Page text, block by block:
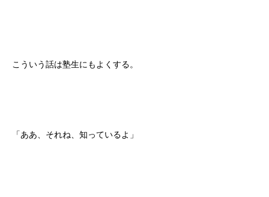
こういう話は塾生にもよくする。
「ああ、それね、知っているよ」